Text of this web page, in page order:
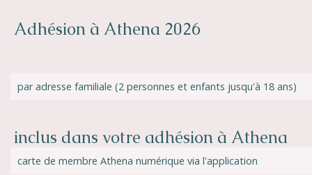
Adhésion à Athena 2026
par adresse familiale (2 personnes et enfants jusqu'à 18 ans)
inclus dans votre adhésion à Athena
carte de membre Athena numérique via l'application